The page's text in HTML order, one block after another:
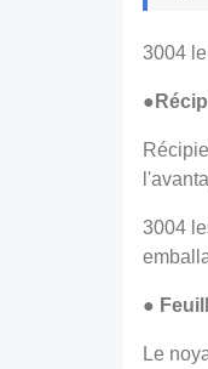
3004
3004
●
Le